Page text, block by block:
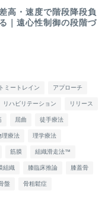
高・速度で階段降段負
｜遠心性制御の段階づ
ミートレイン アプローチ
リハビリテーション リリース
屈曲 徒手療法
理療法 理学療法
筋膜 組織滑走法™
組織 膝臨床推論 膝蓋骨
盤 骨粗鬆症